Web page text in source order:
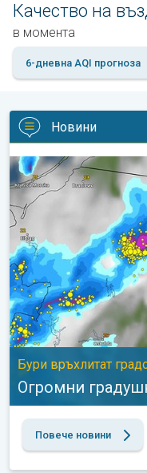
Качество на
в момента
6-дневна AQI прогноза
Новини
Огромни градушки в
Бури връхлитат
Огромни
Повече новини